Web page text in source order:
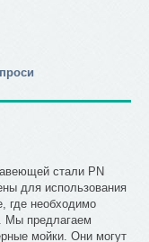
стали PN
для использования
где необходимо
Мы предлагаем
мойки. Они могут